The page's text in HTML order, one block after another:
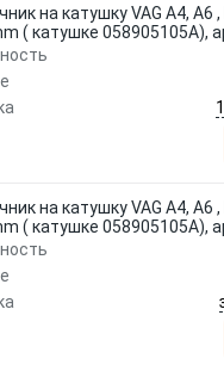
на катушку VAG A4, A6
( катушке 058905105A),
на катушку VAG A4, A6
( катушке 058905105A),